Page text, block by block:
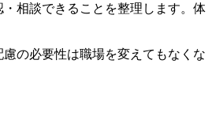
相談できることを整理します。体
の必要性は職場を変えてもなくな